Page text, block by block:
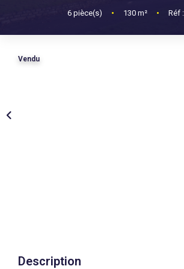
6pièce(s) • 130m² • Réf
Vendu
Description